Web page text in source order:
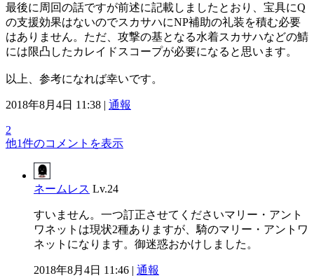
最後に周回の話ですが前述に記載しましたとおり、宝具にQ
の支援効果はないのでスカサハにNP補助の礼装を積む必要
はありません。ただ、攻撃の基となる水着スカサハなどの鯖
には限凸したカレイドスコープが必要になると思います。
以上、参考になれば幸いです。
2018年8月4日 11:38 | 通報
2
他1件のコメントを表示
ネームレス Lv.24
すいません。一つ訂正させてくださいマリー・アント
ワネットは現状2種ありますが、騎のマリー・アントワ
ネットになります。御迷惑おかけしました。
2018年8月4日 11:46 | 通報